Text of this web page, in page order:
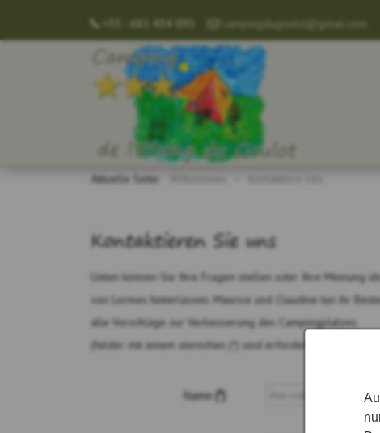
+33 - 681 434 095 campingdugoulot@gmail.com
Aktuelle Seite:
Kontaktieren Sie uns
Unten können Sie Ihre Fragen stellen oder Ihre Meinung
von Lormes hinterlassen. Maurice und Claudine tun ihr
alle Vorschläge zur Verbesserung des Campingplatzes.
(felder mit einem sternchen (*) sind erforderlich)
Name(*)